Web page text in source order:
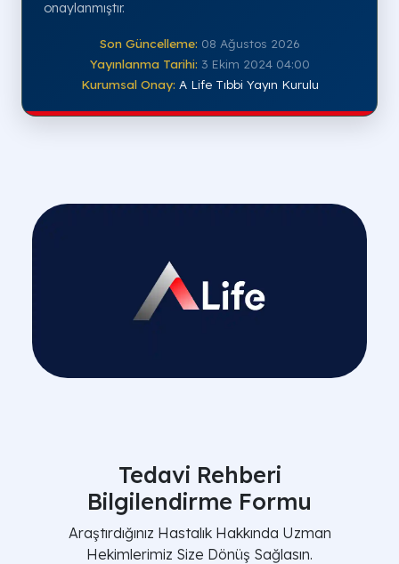
onaylanmıştır.
Son Güncelleme: 08 Ağustos 2026
Yayınlanma Tarihi: 3 Ekim 2024 04:00
Kurumsal Onay: A Life Tıbbi Yayın Kurulu
Tedavi Rehberi
Bilgilendirme Formu
Araştırdığınız Hastalık Hakkında Uzman
Hekimlerimiz Size Dönüş Sağlasın.